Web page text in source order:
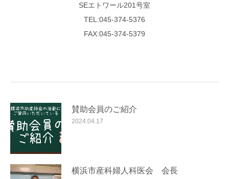
SEエトワール201号室
TEL:045-374-5376
FAX:045-374-5379
賛助会員のご紹介
2024.04.17
横浜市産科婦人科医会 会長